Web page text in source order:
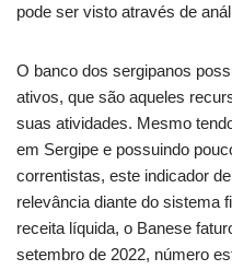
pode ser visto através de
O banco dos sergipanos
ativos, que são aqueles
suas atividades. Mesmo
em Sergipe e possuindo
correntistas, este indicador
relevância diante do sistema
receita líquida, o Banese
setembro de 2022, número